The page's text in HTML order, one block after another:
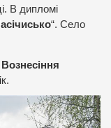
В дипломі
“. Село